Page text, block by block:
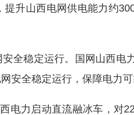
升山西电网供电能力约
稳定运行。国网山西电
安全稳定运行，保障电力可
力启动直流融冰车，对